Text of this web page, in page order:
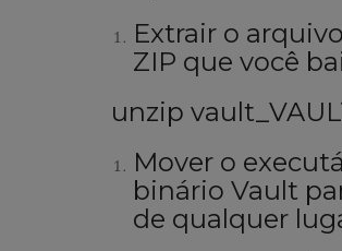
Extrair o
ZIP que você
unzip
Mover o
binário Vault
de qualquer